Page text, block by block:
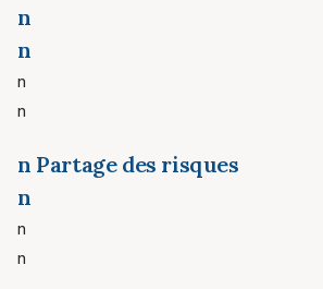
n
n
n
n
n Partage des risques
n
n
n